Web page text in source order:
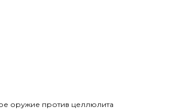
оружие против целлюлита